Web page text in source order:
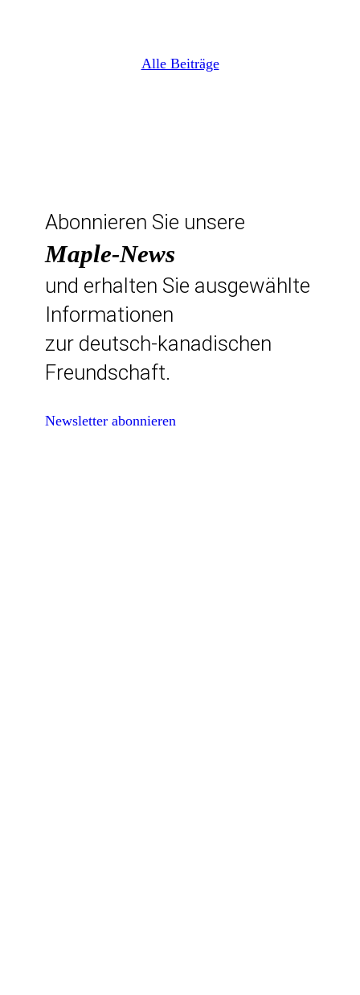
Alle Beiträge
Abonnieren Sie unsere
Maple-News
und erhalten Sie ausgewählte
Informationen
zur deutsch-kanadischen
Freundschaft.
Newsletter abonnieren